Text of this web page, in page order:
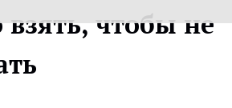
взять, чтобы не